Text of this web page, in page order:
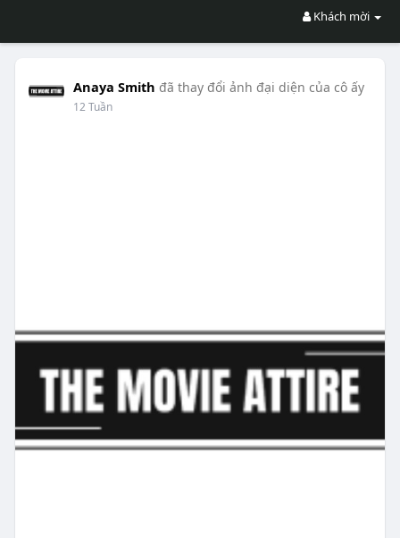
Khách mời
Anaya Smith đã thay đổi ảnh đại diện của cô ấy
12 Tuần